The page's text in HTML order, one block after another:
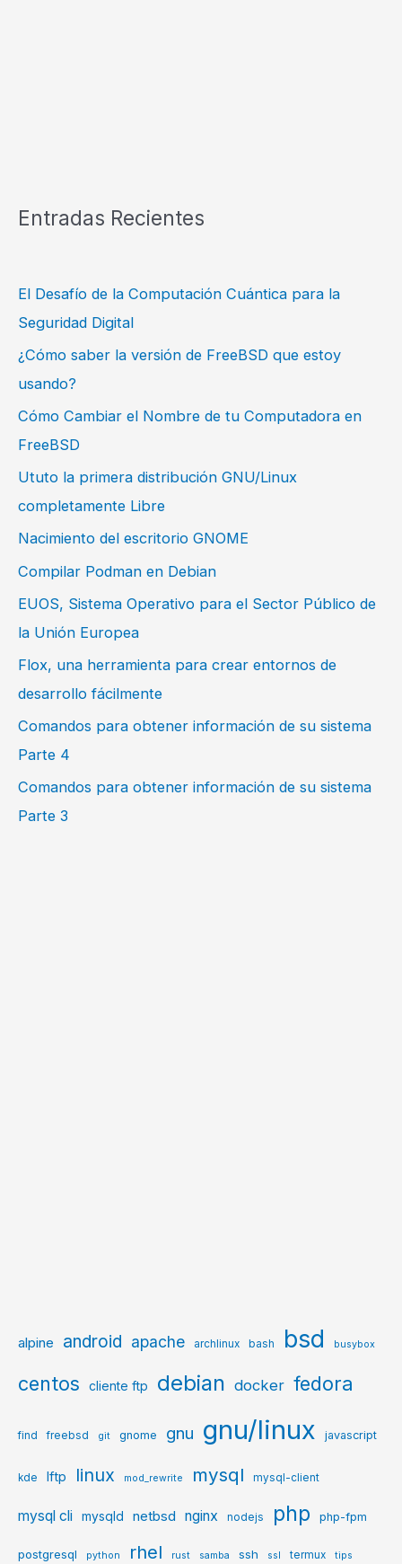
Entradas Recientes
El Desafío de la Computación Cuántica para la
Seguridad Digital
¿Cómo saber la versión de FreeBSD que estoy
usando?
Cómo Cambiar el Nombre de tu Computadora en
FreeBSD
Ututo la primera distribución GNU/Linux
completamente Libre
Nacimiento del escritorio GNOME
Compilar Podman en Debian
EUOS, Sistema Operativo para el Sector Público de
la Unión Europea
Flox, una herramienta para crear entornos de
desarrollo fácilmente
Comandos para obtener información de su sistema
Parte 4
Comandos para obtener información de su sistema
Parte 3
alpine android apache archlinux bash bsd busybox
centos cliente ftp debian docker fedora
find freebsd git gnome gnu gnu/linux javascript
kde lftp linux mod_rewrite mysql mysql-client
mysql cli mysqld netbsd nginx nodejs php php-fpm
postgresql python rhel rust samba ssh ssl termux tips